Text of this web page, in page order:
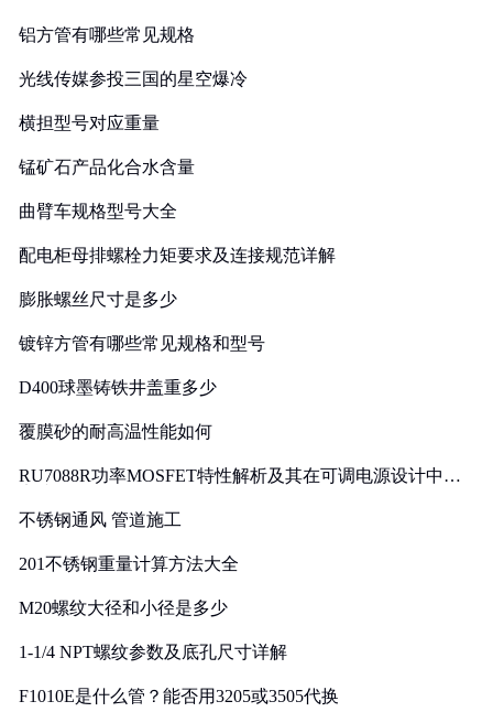
铝方管有哪些常见规格
光线传媒参投三国的星空爆冷
横担型号对应重量
锰矿石产品化合水含量
曲臂车规格型号大全
配电柜母排螺栓力矩要求及连接规范详解
膨胀螺丝尺寸是多少
镀锌方管有哪些常见规格和型号
D400球墨铸铁井盖重多少
覆膜砂的耐高温性能如何
RU7088R功率MOSFET特性解析及其在可调电源设计中的
不锈钢通风 管道施工
201不锈钢重量计算方法大全
M20螺纹大径和小径是多少
1-1/4 NPT螺纹参数及底孔尺寸详解
F1010E是什么管？能否用3205或3505代换